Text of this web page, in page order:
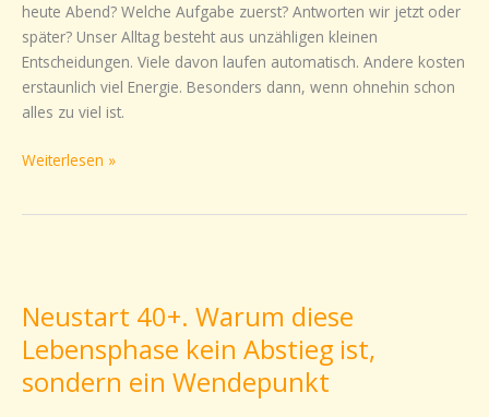
heute Abend? Welche Aufgabe zuerst? Antworten wir jetzt oder
später? Unser Alltag besteht aus unzähligen kleinen
Entscheidungen. Viele davon laufen automatisch. Andere kosten
erstaunlich viel Energie. Besonders dann, wenn ohnehin schon
alles zu viel ist.
Weiterlesen »
Neustart 40+. Warum diese
Lebensphase kein Abstieg ist,
sondern ein Wendepunkt
Warum
diese
Lebensphase
kein